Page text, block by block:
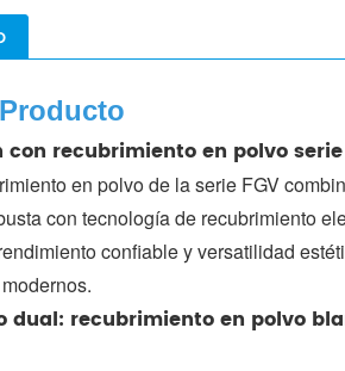
recubrimiento en polvo serie
en polvo de la serie FGV
con tecnología de recubrimiento
confiable y versatilidad
dual: recubrimiento en polvo